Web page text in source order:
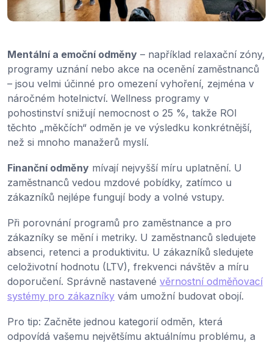
Mentální a emoční odměny – například relaxační zóny,
programy uznání nebo akce na ocenění zaměstnanců
– jsou velmi účinné pro omezení vyhoření, zejména v
náročném hotelnictví. Wellness programy v
pohostinství snižují nemocnost o 25 %, takže ROI
těchto „měkčích“ odměn je ve výsledku konkrétnější,
než si mnoho manažerů myslí.
Finanční odměny mívají nejvyšší míru uplatnění. U
zaměstnanců vedou mzdové pobídky, zatímco u
zákazníků nejlépe fungují body a volné vstupy.
Při porovnání programů pro zaměstnance a pro
zákazníky se mění i metriky. U zaměstnanců sledujete
absenci, retenci a produktivitu. U zákazníků sledujete
celoživotní hodnotu (LTV), frekvenci návštěv a míru
doporučení. Správně nastavené věrnostní odměňovací
systémy pro zákazníky vám umožní budovat obojí.
Pro tip: Začněte jednou kategorií odměn, která
odpovídá vašemu největšímu aktuálnímu problému, a